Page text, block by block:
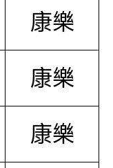
康樂
康樂
康樂